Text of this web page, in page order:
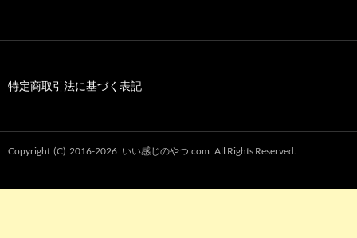
特定商取引法に基づく表記
Copyright (C) 2016-2026 いい感じのやつ.com All Rights Reserved.